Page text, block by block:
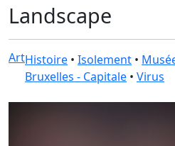
Landscape
ArtHistoire • Isolement •
Bruxelles - Capitale • Virus